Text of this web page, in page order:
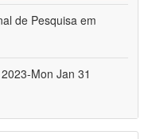
de Pesquisa em
Mon Jan 31